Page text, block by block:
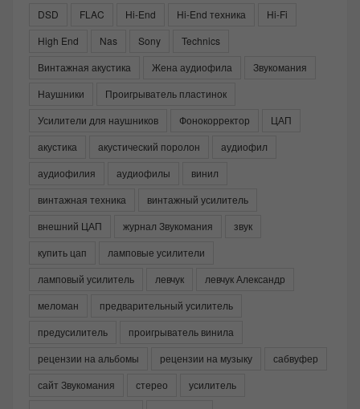
DSD FLAC Hi-End Hi-End техника
Hi-Fi
High End
Nas Sony
Technics
Винтажная акустика
Жена аудиофила
Звукомания
Наушники
Проигрыватель пластинок
Усилители для наушников
Фонокорректор
ЦАП
акустика
акустический поролон
аудиофил
аудиофилия
аудиофилы
винил
винтажная техника
винтажный усилитель
внешний ЦАП
журнал Звукомания
звук
купить цап
ламповые усилители
ламповый усилитель
левчук
левчук Александр
меломан
предварительный усилитель
предусилитель
проигрыватель винила
рецензии на альбомы
рецензии на музыку
сабвуфер
сайт Звукомания
стерео
усилитель